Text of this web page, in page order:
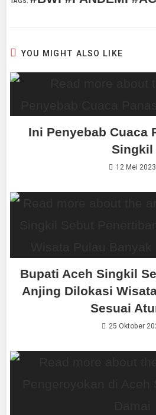
YOU MIGHT ALSO LIKE
Ini Penyebab Cuaca
Singkil
12 Mei 2023
Bupati Aceh Singkil
Anjing Dilokasi
Sesuai
25 Oktober